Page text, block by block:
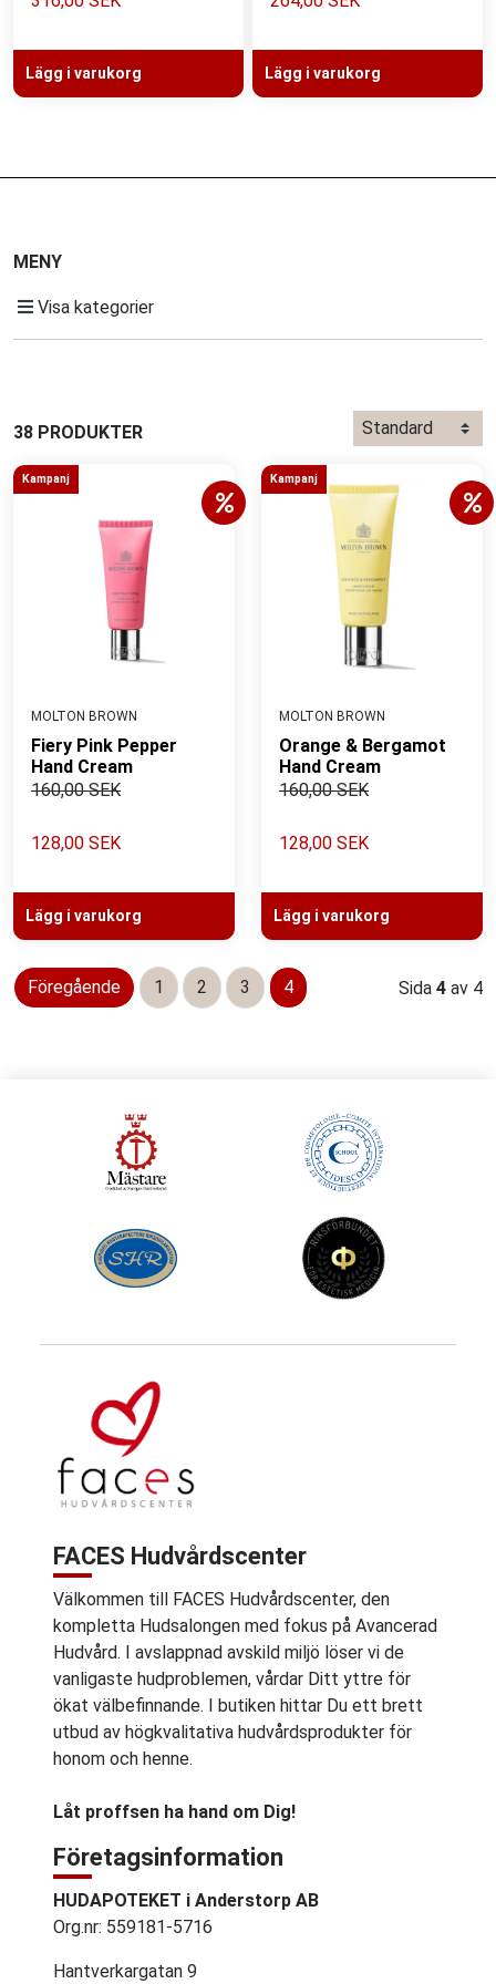
användning till en spa-liknande upplevelse.
MOLTON BROWN
- Vardagslyx för både honom och henne
Lägg i varukorg Lägg i varukorg
MENY
Visa kategorier
38 PRODUKTER
Kampanj
MOLTON BROWN
Fiery Pink Pepper
Hand Cream
160,00 SEK
128,00 SEK
Lägg i varukorg
Kampanj
MOLTON BROWN
Orange & Bergamot
Hand Cream
160,00 SEK
128,00 SEK
Lägg i varukorg
Föregående 1 2 3 4 Sida 4 av 4
FACES Hudvårdscenter
Välkommen till FACES Hudvårdscenter, den
kompletta Hudsalongen med fokus på Avancerad
Hudvård. I avslappnad avskild miljö löser vi de
vanligaste hudproblemen, vårdar Ditt yttre för
ökat välbefinnande. I butiken hittar Du ett brett
utbud av högkvalitativa hudvårdsprodukter för
honom och henne.
Låt proffsen ha hand om Dig!
Företagsinformation
HUDAPOTEKET i Anderstorp AB
Org.nr: 559181-5716
Hantverkargatan 9